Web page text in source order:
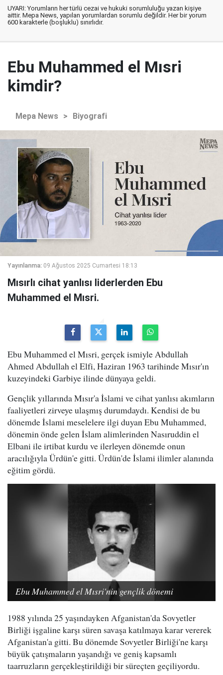
UYARI: Yorumların her türlü cezai ve hukuki sorumluluğu yazan kişiye
aittir. Mepa News, yapılan yorumlardan sorumlu değildir. Her bir yorum
600 karakterle (boşluklu) sınırlıdır.
Ebu Muhammed el Mısri
kimdir?
Mepa News > Biyografi
Yayınlanma: 09 Ağustos 2025 Cumartesi 18:13
Mısırlı cihat yanlısı liderlerden Ebu
Muhammed el Mısri.
Ebu Muhammed el Mısri, gerçek ismiyle Abdullah
Ahmed Abdullah el Elfi, Haziran 1963 tarihinde Mısır'ın
kuzeyindeki Garbiye ilinde dünyaya geldi.
Gençlik yıllarında Mısır'a İslami ve cihat yanlısı akımların
faaliyetleri zirveye ulaşmış durumdaydı. Kendisi de bu
dönemde İslami meselelere ilgi duyan Ebu Muhammed,
dönemin önde gelen İslam alimlerinden Nasıruddin el
Elbani ile irtibat kurdu ve ilerleyen dönemde onun
aracılığıyla Ürdün'e gitti. Ürdün'de İslami ilimler alanında
eğitim gördü.
Ebu Muhammed el Mısri'nin gençlik dönemi
1988 yılında 25 yaşındayken Afganistan'da Sovyetler
Birliği işgaline karşı süren savaşa katılmaya karar vererek
Afganistan'a gitti. Bu dönemde Sovyetler Birliği'ne karşı
büyük çatışmaların yaşandığı ve geniş kapsamlı
taarruzların gerçekleştirildiği bir süreçten geçiliyordu.